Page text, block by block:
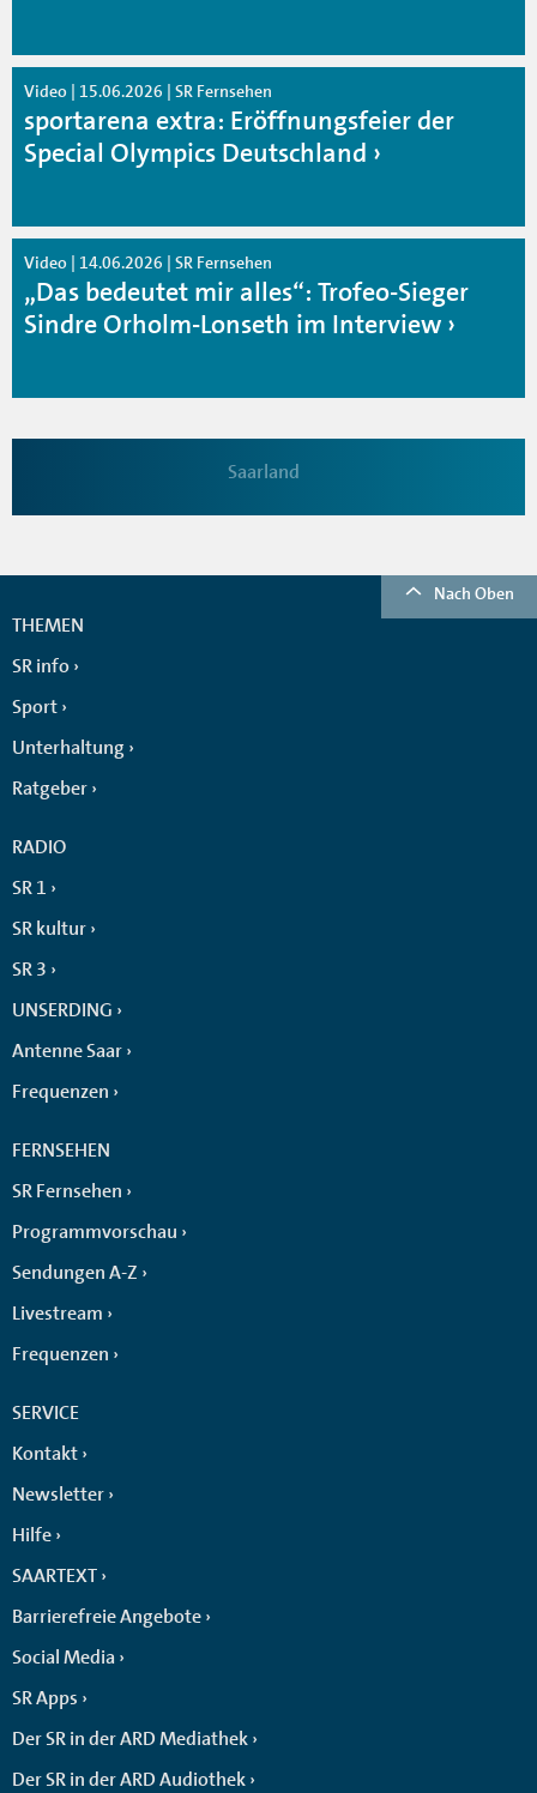
Video | 15.06.2026 | SR Fernsehen
sportarena extra: Eröffnungsfeier der
Special Olympics Deutschland
Video | 14.06.2026 | SR Fernsehen
„Das bedeutet mir alles“: Trofeo-Sieger
Sindre Orholm-Lonseth im Interview
Saarland
Nach Oben
THEMEN
SR info
Sport
Unterhaltung
Ratgeber
RADIO
SR 1
SR kultur
SR 3
UNSERDING
Antenne Saar
Frequenzen
FERNSEHEN
SR Fernsehen
Programmvorschau
Sendungen A-Z
Livestream
Frequenzen
SERVICE
Kontakt
Newsletter
Hilfe
SAARTEXT
Barrierefreie Angebote
Social Media
SR Apps
Der SR in der ARD Mediathek
Der SR in der ARD Audiothek